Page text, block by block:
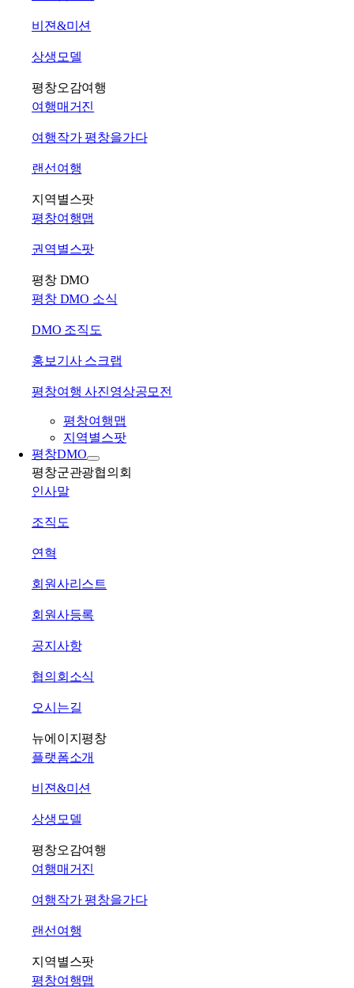
비젼&미션
상생모델
평창오감여행
여행매거진
여행작가 평창을가다
랜선여행
지역별스팟
평창여행맵
권역별스팟
평창 DMO
평창 DMO 소식
DMO 조직도
홍보기사 스크랩
평창여행 사진영상공모전
평창여행맵
지역별스팟
평창DMO
평창군관광협의회
인사말
조직도
연혁
회원사리스트
회원사등록
공지사항
협의회소식
오시는길
뉴에이지평창
플랫폼소개
비젼&미션
상생모델
평창오감여행
여행매거진
여행작가 평창을가다
랜선여행
지역별스팟
평창여행맵